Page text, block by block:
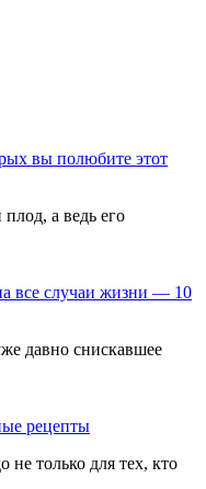
вы полюбите этот
а ведь его
все случаи жизни — 10
давно снискавшее
рецепты
не только для тех, кто